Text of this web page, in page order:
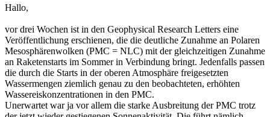
Hallo,
vor drei Wochen ist in den Geophysical Research Letters eine
Veröffentlichung erschienen, die die deutliche Zunahme an Polaren
Mesosphärenwolken (PMC = NLC) mit der gleichzeitigen Zunahme
an Raketenstarts im Sommer in Verbindung bringt. Jedenfalls passen
die durch die Starts in der oberen Atmosphäre freigesetzten
Wassermengen ziemlich genau zu den beobachteten, erhöhten
Wassereiskonzentrationen in den PMC.
Unerwartet war ja vor allem die starke Ausbreitung der PMC trotz